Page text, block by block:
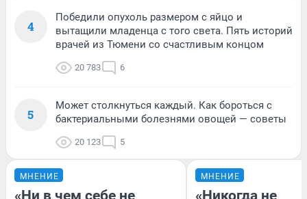
4
Победили опухоль размером с яйцо и
вытащили младенца с того света. Пять историй
врачей из Тюмени со счастливым концом
20 783 6
5
Может столкнуться каждый. Как бороться с
бактериальными болезнями овощей — советы
20 123 5
МНЕНИЕ
«Ни в чем себе не
МНЕНИЕ
«Никогда не